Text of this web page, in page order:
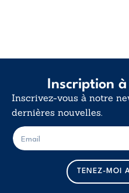
Inscription
Inscrivez-vous à notre
dernières nouvelles.
E
-
m
TENEZ-MOI